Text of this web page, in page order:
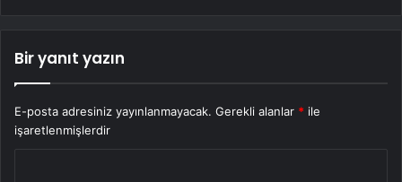
Bir yanıt yazın
E-posta adresiniz yayınlanmayacak. Gerekli alanlar * ile
işaretlenmişlerdir